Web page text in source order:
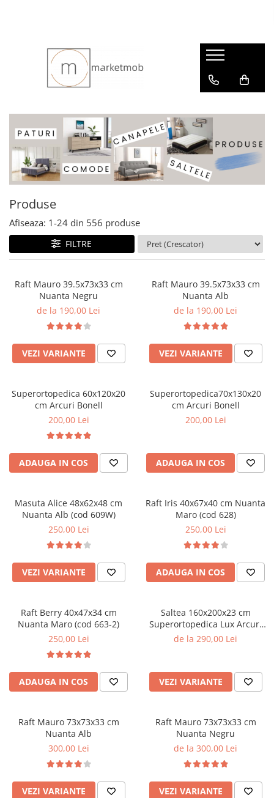
Produse
Afiseaza: 1-24 din 556 produse
FILTRE
Raft Mauro 39.5x73x33 cm
Nuanta Negru
de la 190,00 Lei
VEZI VARIANTE
Raft Mauro 39.5x73x33 cm
Nuanta Alb
de la 190,00 Lei
VEZI VARIANTE
Superortopedica 60x120x20
cm Arcuri Bonell
200,00 Lei
ADAUGA IN COS
Superortopedica70x130x20
cm Arcuri Bonell
200,00 Lei
ADAUGA IN COS
Masuta Alice 48x62x48 cm
Nuanta Alb (cod 609W)
250,00 Lei
VEZI VARIANTE
Raft Iris 40x67x40 cm Nuanta
Maro (cod 628)
250,00 Lei
ADAUGA IN COS
Raft Berry 40x47x34 cm
Nuanta Maro (cod 663-2)
250,00 Lei
ADAUGA IN COS
Saltea 160x200x23 cm
Superortopedica Lux Arcuri
Bonell
de la 290,00 Lei
VEZI VARIANTE
Raft Mauro 73x73x33 cm
Nuanta Alb
300,00 Lei
VEZI VARIANTE
Raft Mauro 73x73x33 cm
Nuanta Negru
de la 300,00 Lei
VEZI VARIANTE